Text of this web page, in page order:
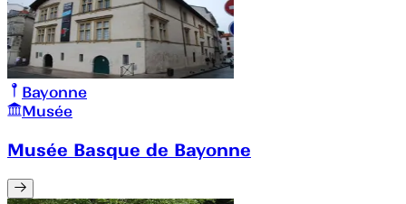
Bayonne
Musée
Musée Basque de Bayonne